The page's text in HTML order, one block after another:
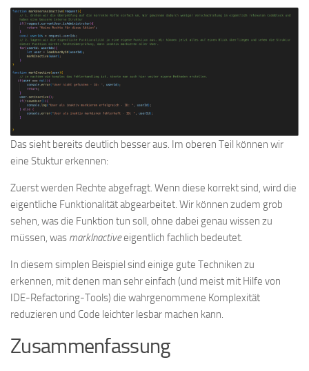
Das sieht bereits deutlich besser aus. Im oberen Teil können wir
eine Stuktur erkennen:
Zuerst werden Rechte abgefragt. Wenn diese korrekt sind, wird die
eigentliche Funktionalität abgearbeitet. Wir können zudem grob
sehen, was die Funktion tun soll, ohne dabei genau wissen zu
müssen, was markInactiveeigentlich fachlich bedeutet.
In diesem simplen Beispiel sind einige gute Techniken zu
erkennen, mit denen man sehr einfach (und meist mit Hilfe von
IDE-Refactoring-Tools) die wahrgenommene Komplexität
reduzieren und Code leichter lesbar machen kann.
Zusammenfassung